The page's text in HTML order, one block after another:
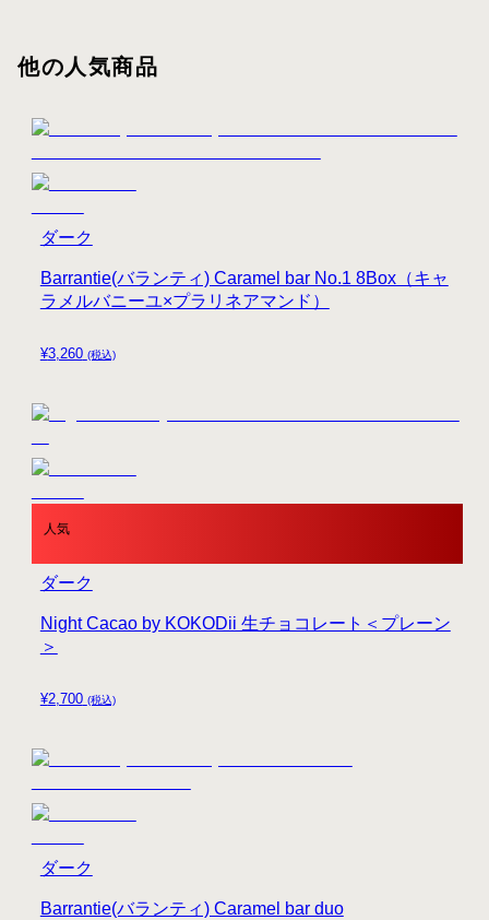
他の人気商品
¥3,260 (税込)
Barrantie(バランティ) Caramel bar No.1 8Box（キャ
ラメルバニーユ×プラリネアマンド）
ダーク
人気
¥2,700 (税込)
Night Cacao by KOKODii 生チョコレート＜プレーン
＞
ダーク
Barrantie(バランティ) Caramel bar duo
ダーク